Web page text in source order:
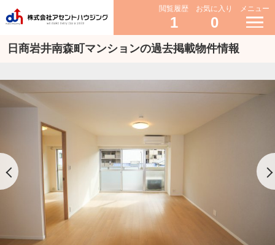
閲覧履歴
1
お気に入り
0
メニュー
日商岩井南森町マンションの過去掲載物件情報